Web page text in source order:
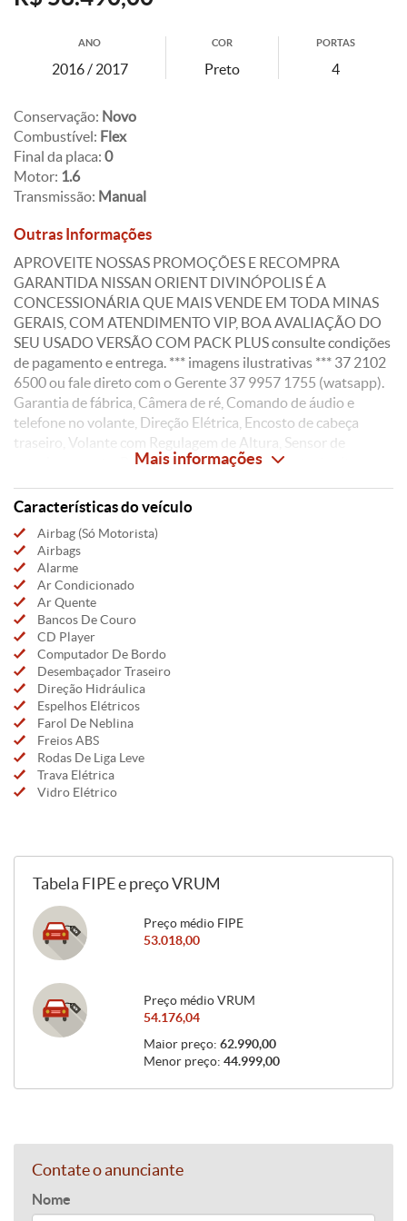
ANO
2016 / 2017
COR
Preto
PORTAS
4
Conservação: Novo
Combustível: Flex
Final da placa: 0
Motor: 1.6
Transmissão: Manual
Mais informações
Outras Informações
APROVEITE NOSSAS PROMOÇÕES E RECOMPRA
GARANTIDA NISSAN ORIENT DIVINÓPOLIS É A
CONCESSIONÁRIA QUE MAIS VENDE EM TODA MINAS
GERAIS, COM ATENDIMENTO VIP, BOA AVALIAÇÃO DO
SEU USADO VERSÃO COM PACK PLUS consulte condições
de pagamento e entrega. *** imagens ilustrativas *** 37 2102
6500 ou fale direto com o Gerente 37 9957 1755 (watsapp).
Garantia de fábrica, Câmera de ré, Comando de áudio e
telefone no volante, Direção Elétrica, Encosto de cabeça
traseiro, Volante com Regulagem de Altura, Sensor de
estacionamento, Banco do motorista com ajuste de altura,
Bluetooth, Brake light, GPS, Injeção eletrônica, Mala elétrica,
Características do veículo
Airbag (Só Motorista)
Airbags
Alarme
Ar Condicionado
Ar Quente
Bancos De Couro
CD Player
Computador De Bordo
Desembaçador Traseiro
Direção Hidráulica
Espelhos Elétricos
Farol De Neblina
Freios ABS
Rodas De Liga Leve
Trava Elétrica
Vidro Elétrico
Tabela FIPE e preço VRUM
Preço médio FIPE
53.018,00
Preço médio VRUM
54.176,04
Maior preço: 62.990,00
Menor preço: 44.999,00
Contate o anunciante
Nome